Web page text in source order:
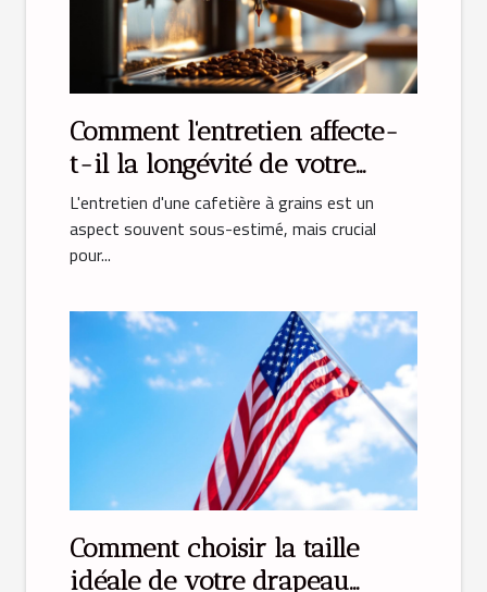
Comment l'entretien affecte-
t-il la longévité de votre
cafetière à grains ?
L'entretien d'une cafetière à grains est un
aspect souvent sous-estimé, mais crucial
pour...
Comment choisir la taille
idéale de votre drapeau